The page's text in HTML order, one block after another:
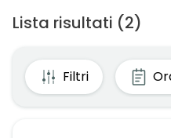
Lista risultati (2)
Filtri